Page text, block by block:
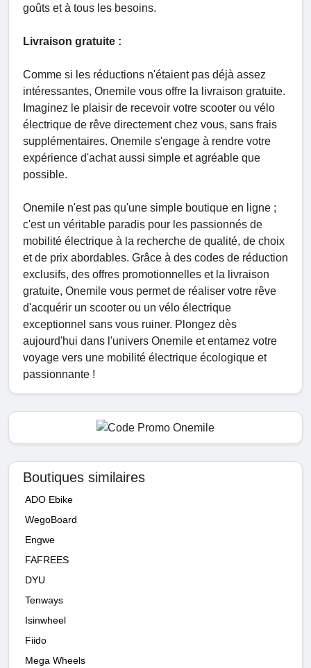
goûts et à tous les besoins.
Livraison gratuite :
Comme si les réductions n'étaient pas déjà assez
intéressantes, Onemile vous offre la livraison gratuite.
Imaginez le plaisir de recevoir votre scooter ou vélo
électrique de rêve directement chez vous, sans frais
supplémentaires. Onemile s'engage à rendre votre
expérience d'achat aussi simple et agréable que
possible.
Onemile n'est pas qu'une simple boutique en ligne ;
c'est un véritable paradis pour les passionnés de
mobilité électrique à la recherche de qualité, de choix
et de prix abordables. Grâce à des codes de réduction
exclusifs, des offres promotionnelles et la livraison
gratuite, Onemile vous permet de réaliser votre rêve
d'acquérir un scooter ou un vélo électrique
exceptionnel sans vous ruiner. Plongez dès
aujourd'hui dans l'univers Onemile et entamez votre
voyage vers une mobilité électrique écologique et
passionnante !
Boutiques similaires
ADO Ebike
WegoBoard
Engwe
FAFREES
DYU
Tenways
Isinwheel
Fiido
Mega Wheels